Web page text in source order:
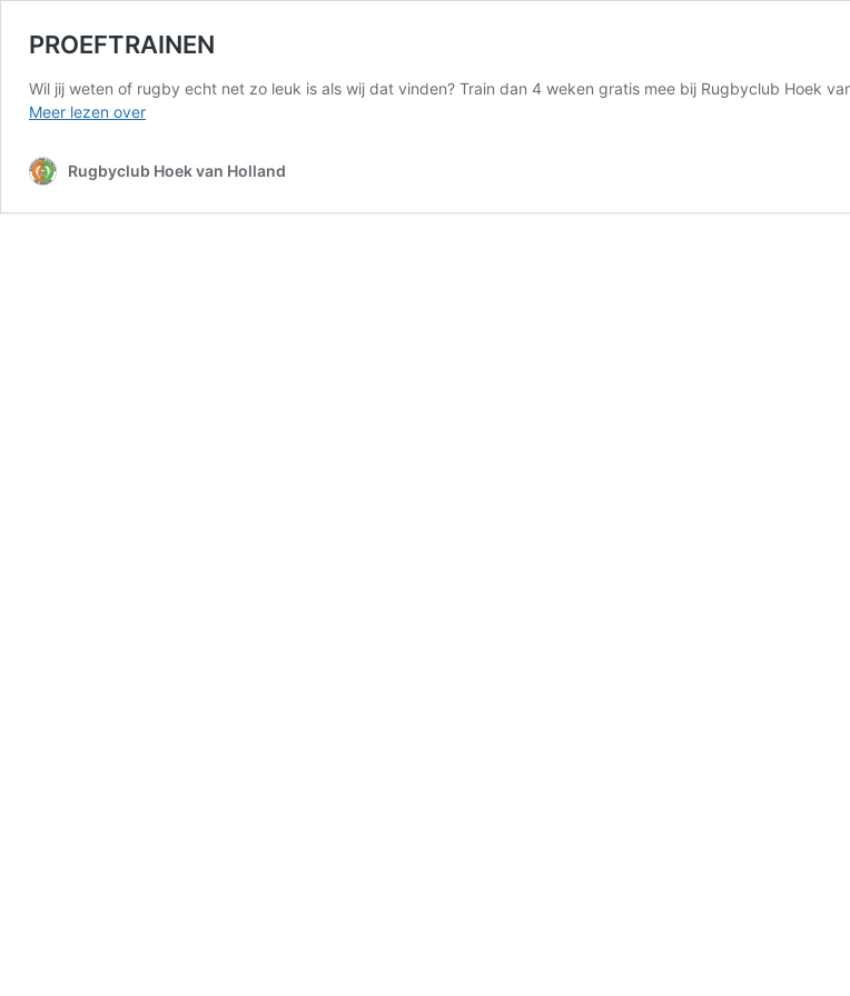
PROEFTRAINEN
Wil jij weten of rugby echt net zo leuk is als wij dat vinden? Train dan 4 weken gratis mee bij Rugbyclub Hoek
Meer lezen overPROEFTRAINEN
Rugbyclub Hoek van Holland